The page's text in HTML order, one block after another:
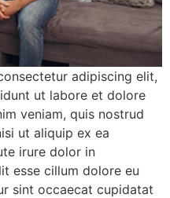
adipiscing elit,
ut labore et dolore
veniam, quis nostrud
ut aliquip ex ea
irure dolor in
esse cillum dolore eu
sint occaecat cupidatat